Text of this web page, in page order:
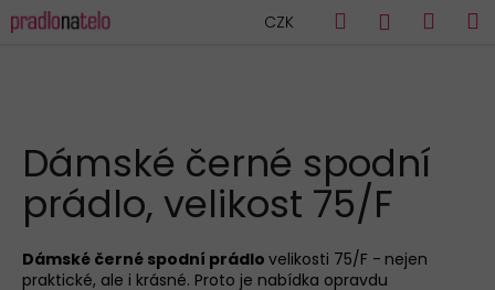
na
CZK Hledat
Dámské černé spodní
prádlo, velikost 75/F
Dámské černé spodní prádlo velikosti 75/F - nejen
praktické, ale i krásné. Proto je nabídka opravdu
K
o
o
p
o
t
ř